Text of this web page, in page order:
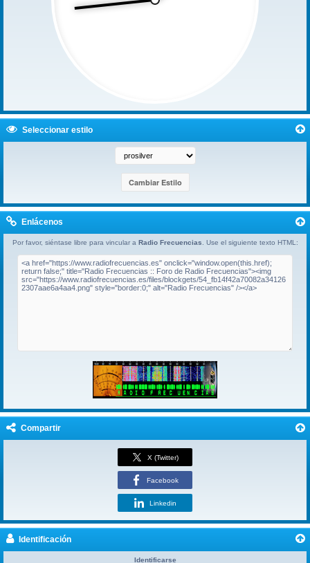
Seleccionar estilo
Enlácenos
Por favor, siéntase libre para vincular a Radio Frecuencias. Use el siguiente texto HTML:
Compartir
X (Twitter)
Facebook
Linkedin
Identificación
Identificarse